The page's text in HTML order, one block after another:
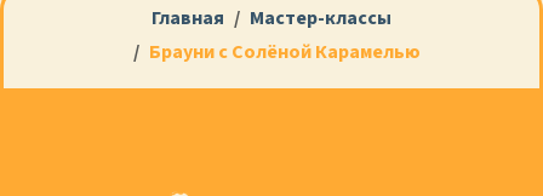
Главная
Мастер-классы
Брауни с Солёной Карамелью